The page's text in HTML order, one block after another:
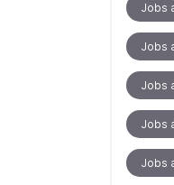
Jobs
Jobs
Jobs
Jobs
Jobs